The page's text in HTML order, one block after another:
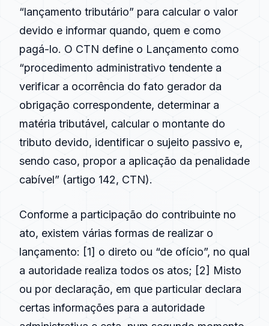
“lançamento tributário” para calcular o valor
devido e informar quando, quem e como
pagá-lo. O CTN define o Lançamento como
“procedimento administrativo tendente a
verificar a ocorrência do fato gerador da
obrigação correspondente, determinar a
matéria tributável, calcular o montante do
tributo devido, identificar o sujeito passivo e,
sendo caso, propor a aplicação da penalidade
cabível” (artigo 142, CTN).
Conforme a participação do contribuinte no
ato, existem várias formas de realizar o
lançamento: [1] o direto ou “de ofício”, no qual
a autoridade realiza todos os atos; [2] Misto
ou por declaração, em que particular declara
certas informações para a autoridade